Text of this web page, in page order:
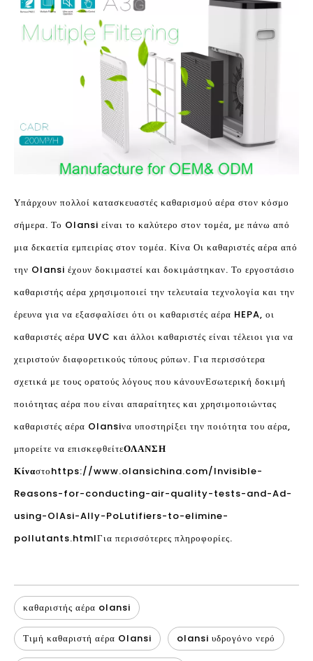
Υπάρχουν πολλοί κατασκευαστές καθαρισμού αέρα στον κόσμο
σήμερα. Το Olansi είναι το καλύτερο στον τομέα, με πάνω από
μια δεκαετία εμπειρίας στον τομέα. Κίνα Οι καθαριστές αέρα από
την Olansi έχουν δοκιμαστεί και δοκιμάστηκαν. Το εργοστάσιο
καθαριστής αέρα χρησιμοποιεί την τελευταία τεχνολογία και την
έρευνα για να εξασφαλίσει ότι οι καθαριστές αέρα HEPA, οι
καθαριστές αέρα UVC και άλλοι καθαριστές είναι τέλειοι για να
χειριστούν διαφορετικούς τύπους ρύπων. Για περισσότερα
σχετικά με τους ορατούς λόγους που κάνουνΕσωτερική δοκιμή
ποιότητας αέρα που είναι απαραίτητες και χρησιμοποιώντας
καθαριστές αέρα Olansiνα υποστηρίξει την ποιότητα του αέρα,
μπορείτε να επισκεφθείτεΟΛΑΝΣΗ
Κίναστοhttps://www.olansichina.com/Invisible-
Reasons-for-conducting-air-quality-tests-and-Ad-
using-OlAsi-Ally-PoLutifiers-to-elimine-
pollutants.htmlΓια περισσότερες πληροφορίες.
καθαριστής αέρα olansi
Τιμή καθαριστή αέρα Olansi olansi υδρογόνο νερό